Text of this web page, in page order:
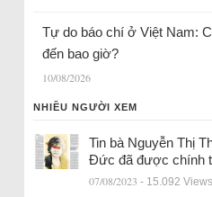
Tự do báo chí ở Việt Nam:
đến bao giờ?
10/08/2026
NHIỀU NGƯỜI XEM
Tin bà Nguyễn Thị
Đức đã được chính
07/08/2023 - 15.092 Views